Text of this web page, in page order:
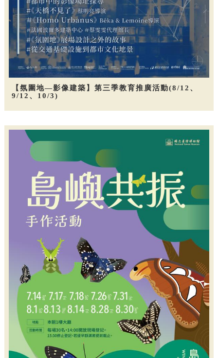
【氛圍地—影像建築】第三季教育推廣活動(8/12、
9/12、10/3)